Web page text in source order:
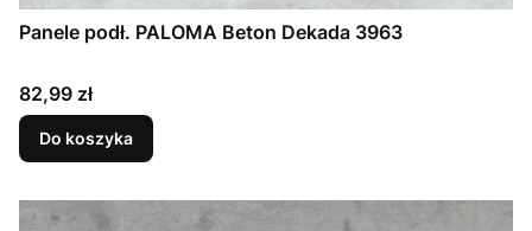
Panele podł. PALOMA Beton Dekada 3963
Cena
82,99 zł
Do koszyka